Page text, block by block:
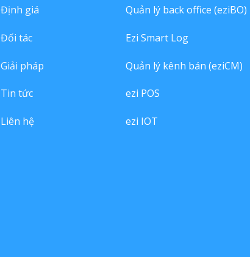
Định giá
Đối tác
Giải pháp
Tin tức
Liên hệ
Quản lý back office (eziBO)
Ezi Smart Log
Quản lý kênh bán (eziCM)
ezi POS
ezi IOT